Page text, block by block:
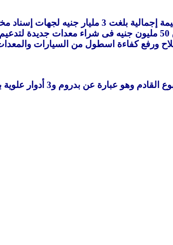
وأضاف “عياد” أن الشركة تمكنت في عام 2017 من تسليم 36 مشروعا نهائيا و19 مشروعا
ورفع كفاءة اسطول من السيارات